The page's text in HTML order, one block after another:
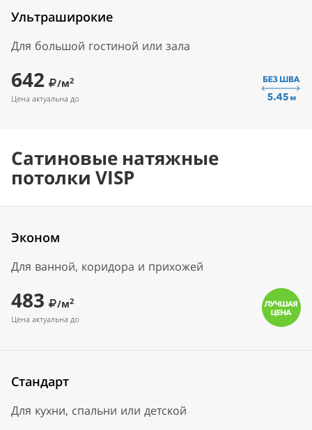
Ультраширокие
Для большой гостиной или зала
642 /м2
Цена актуальна до
Сатиновые натяжные
потолки VISP
Эконом
Для ванной, коридора и прихожей
483 /м2
Цена актуальна до
Стандарт
Для кухни, спальни или детской